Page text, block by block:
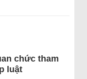
chức tham
luật